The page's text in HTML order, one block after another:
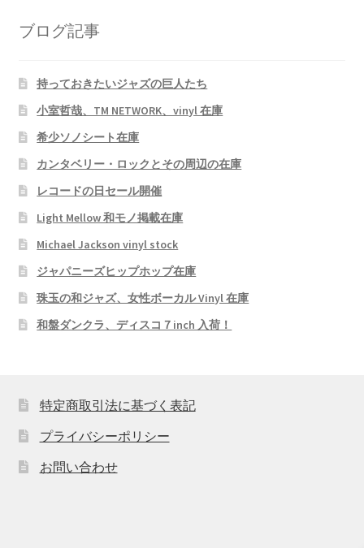
ブログ記事
持っておきたいジャズの巨人たち
小室哲哉、TM NETWORK、vinyl 在庫
希少ソノシート在庫
カンタベリー・ロックとその周辺の在庫
レコードの日セール開催
Light Mellow 和モノ掲載在庫
Michael Jackson vinyl stock
ジャパニーズヒップホップ在庫
珠玉の和ジャズ、女性ボーカル Vinyl 在庫
和盤ダンクラ、ディスコ７inch 入荷！
特定商取引法に基づく表記
プライバシーポリシー
お問い合わせ